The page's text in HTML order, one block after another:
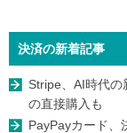
決済の新着記事
Stripe、AI時代
の直接購入も
PayPayカード、